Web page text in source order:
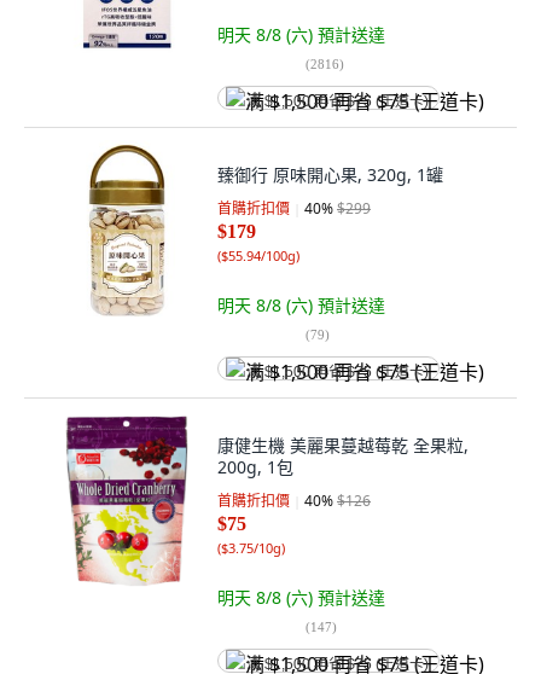
明天 8/8 (六) 預計送達
(2816)
满 $1,500 再省 $75 (王道卡)
臻御行 原味開心果, 320g, 1罐
首購折扣價 40%$299
$179
($55.94/100g)
明天 8/8 (六) 預計送達
(79)
满 $1,500 再省 $75 (王道卡)
康健生機 美麗果蔓越莓乾 全果粒,
200g, 1包
首購折扣價 40%$126
$75
($3.75/10g)
明天 8/8 (六) 預計送達
(147)
满 $1,500 再省 $75 (王道卡)